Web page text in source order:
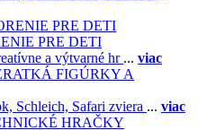
PRE DETI
a výtvarné hr ... viac
FIGÚRKY A
Schleich, Safari zviera ... viac